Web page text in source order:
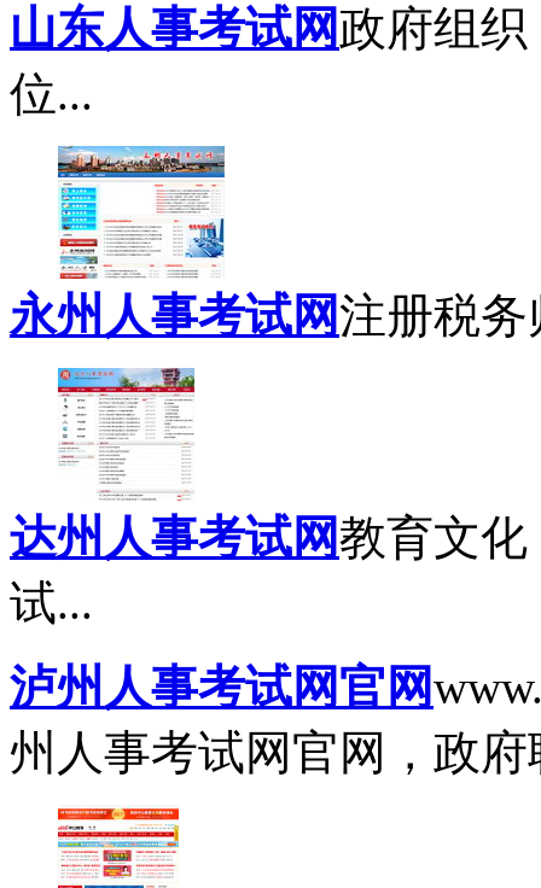
山东人事考试网政府组
位...
永州人事考试网注册税务
达州人事考试网教育文
试...
泸州人事考试网官网
州人事考试网官网，政府